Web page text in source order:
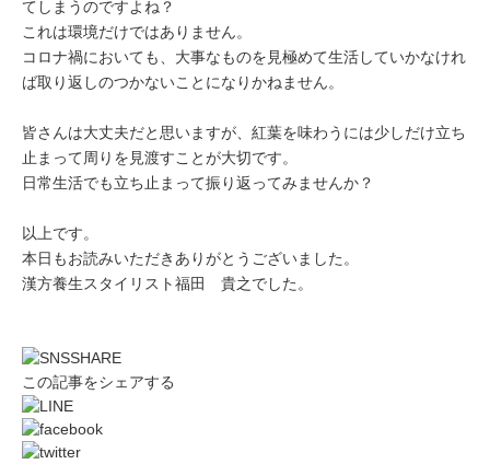
てしまうのですよね？
これは環境だけではありません。
コロナ禍においても、大事なものを見極めて生活していかなけれ
ば取り返しのつかないことになりかねません。
皆さんは大丈夫だと思いますが、紅葉を味わうには少しだけ立ち
止まって周りを見渡すことが大切です。
日常生活でも立ち止まって振り返ってみませんか？
以上です。
本日もお読みいただきありがとうございました。
漢方養生スタイリスト福田 貴之でした。
この記事をシェアする